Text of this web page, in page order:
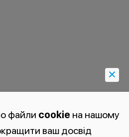
файли cookie на нашому
ваш досвід